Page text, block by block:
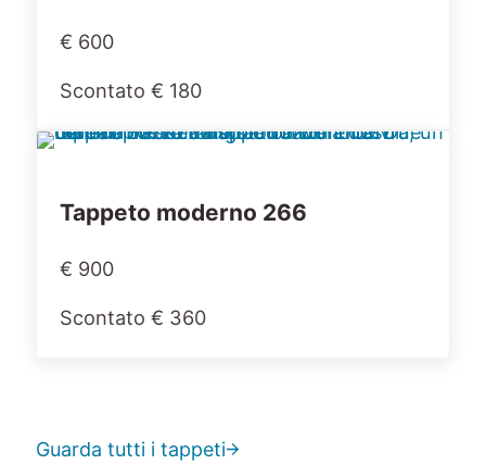
€ 600
Scontato € 180
Tappeto moderno 266
€ 900
Scontato € 360
Guarda tutti i tappeti